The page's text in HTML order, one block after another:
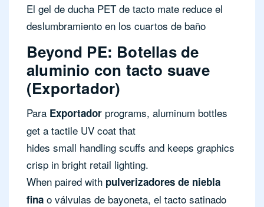
El gel de ducha PET de tacto mate reduce el
deslumbramiento en los cuartos de baño
Beyond PE: Botellas de
aluminio con tacto suave
(Exportador)
Para Exportador programs, aluminum bottles
get a tactile UV coat that
hides small handling scuffs and keeps graphics
crisp in bright retail lighting.
When paired with pulverizadores de niebla
fina o válvulas de bayoneta, el tacto satinado